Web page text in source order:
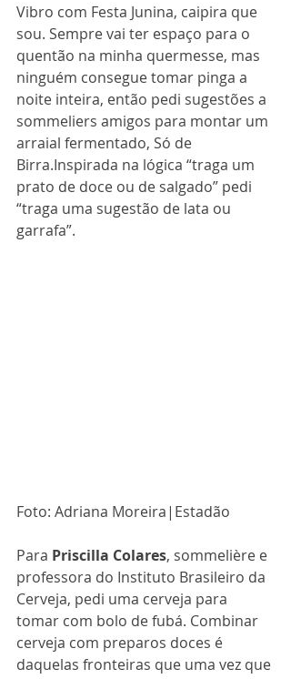
Vibro com Festa Junina, caipira que
sou. Sempre vai ter espaço para o
quentão na minha quermesse, mas
ninguém consegue tomar pinga a
noite inteira, então pedi sugestões a
sommeliers amigos para montar um
arraial fermentado, Só de
Birra.Inspirada na lógica “traga um
prato de doce ou de salgado” pedi
“traga uma sugestão de lata ou
garrafa”.
Foto: Adriana Moreira|Estadão
Para Priscilla Colares, sommelière e
professora do Instituto Brasileiro da
Cerveja, pedi uma cerveja para
tomar com bolo de fubá. Combinar
cerveja com preparos doces é
daquelas fronteiras que uma vez que